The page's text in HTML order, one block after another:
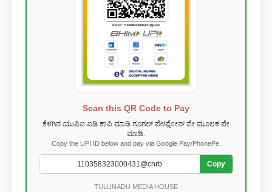
Scan this QR Code to Pay
ಕೆಳಗಿನ ಯುಪಿಐ ಐಡಿ ಕಾಪಿ ಮಾಡಿ ಗೂಗಲ್ ಪೇ/ಫೋನ್ ಪೇ ಮೂಲಕ ಪೇ
ಮಾಡಿ.
Copy the UPI ID below and pay via Google Pay/PhonePe.
Copy
TULUNADU MEDIA HOUSE